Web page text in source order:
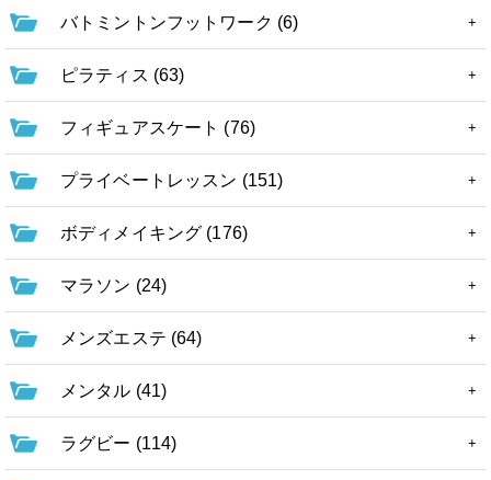
バトミントンフットワーク (6)
ピラティス (63)
フィギュアスケート (76)
プライベートレッスン (151)
ボディメイキング (176)
マラソン (24)
メンズエステ (64)
メンタル (41)
ラグビー (114)